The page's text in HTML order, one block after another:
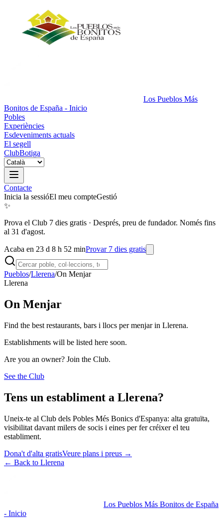
Los Pueblos Más
Bonitos de España - Inicio
Pobles
Experiències
Esdeveniments actuals
El segell
ClubBotiga
Contacte
Inicia la sessióEl meu compteGestió
✨
Prova el Club 7 dies gratis · Després, preu de fundador. Només fins
al 31 d'agost.
Acaba en 23 d 8 h 52 minProvar 7 dies gratis
Pueblos/Llerena/On Menjar
Llerena
On Menjar
Find the best restaurants, bars i llocs per menjar in Llerena.
Establishments will be listed here soon.
Are you an owner? Join the Club.
See the Club
Tens un establiment a Llerena?
Uneix-te al Club dels Pobles Més Bonics d'Espanya: alta gratuïta,
visibilitat davant milers de socis i eines per fer créixer el teu
establiment.
Dona't d'alta gratisVeure plans i preus →
← Back to Llerena
Los Pueblos Más Bonitos de España
- Inicio